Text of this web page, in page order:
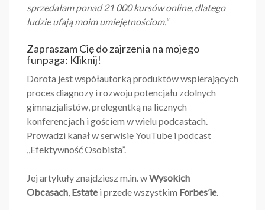
sprzedałam ponad 21 000 kursów online, dlatego
ludzie ufają moim umiejętnościom.“
Zapraszam Cię do zajrzenia na mojego
funpaga: Kliknij!
Dorota jest współautorką produktów wspierających
proces diagnozy i rozwoju potencjału zdolnych
gimnazjalistów, prelegentką na licznych
konferencjach i gościem w wielu podcastach.
Prowadzi kanał w serwisie YouTube i podcast
,,Efektywność Osobista”.
Jej artykuły znajdziesz m.in. wWysokich
Obcasach, Estatei przede wszystkim Forbes’ie.